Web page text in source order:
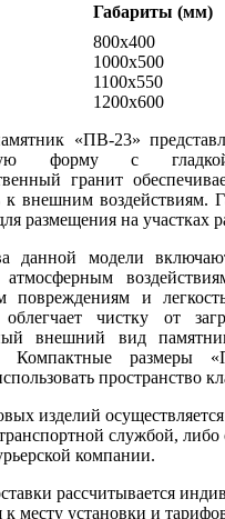
Габариты (мм)
800x400
1000х500
1100х550
1200х600
«ПВ-23»
форму с
гранит
к внешним воздействиям.
размещения на участках
данной модели
повреждениям и
облегчает чистку от
внешний вид
Компактные размеры
пространство
изделий
службой,
компании.
рассчитывается
к месту установки и